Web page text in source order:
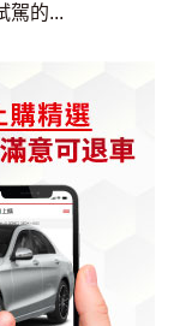
駕的...